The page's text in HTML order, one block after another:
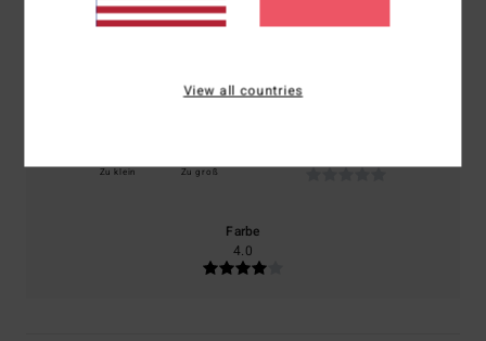
Zu klein Zu groß
Farbe
4.0
View all countries